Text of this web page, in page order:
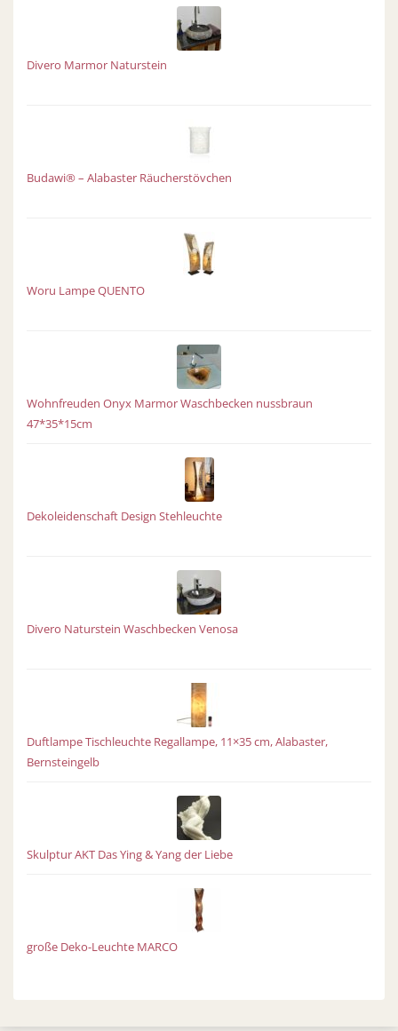
Divero Marmor Naturstein
Budawi® – Alabaster Räucherstövchen
Woru Lampe QUENTO
Wohnfreuden Onyx Marmor Waschbecken nussbraun
47*35*15cm
Dekoleidenschaft Design Stehleuchte
Divero Naturstein Waschbecken Venosa
Duftlampe Tischleuchte Regallampe, 11×35 cm, Alabaster,
Bernsteingelb
Skulptur AKT Das Ying & Yang der Liebe
große Deko-Leuchte MARCO